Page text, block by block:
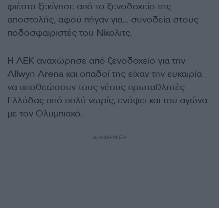
φιέστα ξεκίνησε από το ξενοδοχείο της
αποστολής, αφού πήγαν για… συνοδεία στους
ποδοσφαιριστές του Νίκολιτς.
Η ΑΕΚ αναχώρησε από ξενοδοχείο για την
Allwyn Arena και οπαδοί της είχαν την ευκαιρία
να αποθεώσουν τους νέους πρωταθλητές
Ελλάδας από πολύ νωρίς, ενόψει και του αγώνα
με τον Ολυμπιακό.
ΔΙΑΦΗΜΙΣΗ